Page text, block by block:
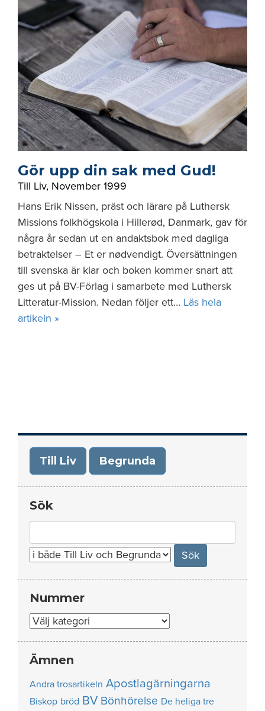
Gör upp din sak med Gud!
Till Liv, November 1999
Hans Erik Nissen, präst och lärare på Luthersk
Missions folkhögskola i Hillerød, Danmark, gav för
några år sedan ut en andaktsbok med dagliga
betraktelser – Et er nødvendigt. Översättningen
till svenska är klar och boken kommer snart att
ges ut på BV-Förlag i samarbete med Luthersk
Litteratur-Mission. Nedan följer ett… Läs hela
artikeln »
Till Liv Begrunda
Sök
for:
Nummer
Nummer
Ämnen
Andra trosartikeln Apostlagärningarna
Biskop bröd BV Bönhörelse De heliga tre